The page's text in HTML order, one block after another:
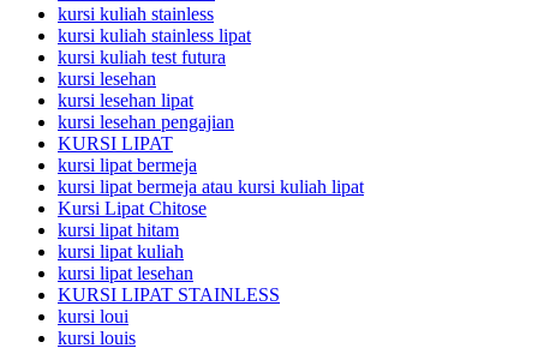
kursi kuliah stainless
kursi kuliah stainless lipat
kursi kuliah test futura
kursi lesehan
kursi lesehan lipat
kursi lesehan pengajian
KURSI LIPAT
kursi lipat bermeja
kursi lipat bermeja atau kursi kuliah lipat
Kursi Lipat Chitose
kursi lipat hitam
kursi lipat kuliah
kursi lipat lesehan
KURSI LIPAT STAINLESS
kursi loui
kursi louis